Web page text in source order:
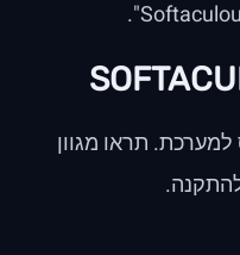
למערכת. תראו מגוון